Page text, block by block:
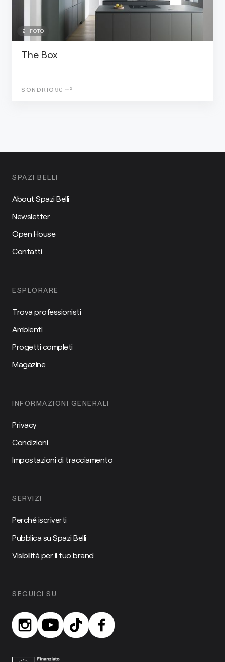
21 FOTO
The Box
SONDRIO 90 m²
SPAZI BELLI
About Spazi Belli
Newsletter
Open House
Contatti
ESPLORARE
Trova professionisti
Ambienti
Progetti completi
Magazine
INFORMAZIONI GENERALI
Privacy
Condizioni
Impostazioni di tracciamento
SERVIZI
Perché iscriverti
Pubblica su Spazi Belli
Visibilità per il tuo brand
SEGUICI SU